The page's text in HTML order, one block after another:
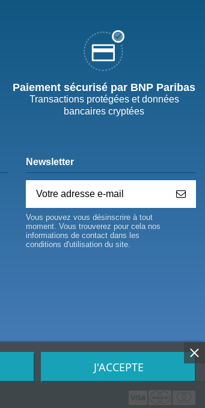
Paiement sécurisé par BNP Paribas
Transactions protégées et données
bancaires cryptées
J'ACCEPTE
Newsletter
Vous pouvez vous désinscrire à tout
moment. Vous trouverez pour cela nos
informations de contact dans les
conditions d'utilisation du site.